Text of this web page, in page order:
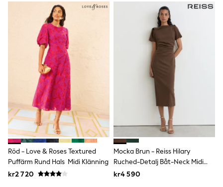
Babygrows & Sleepsuits
Bodysuits & Vests
Jeans
Nightwear & Pyjamas
Shorts
Swimwear
Suits & Waistcoats
Shop All Footwear
New In
Sandals & Clogs
Trainers
Pram Shoes
School Shoes
Slippers
Boots
Wellies
Wide Fit
All Holiday Shop
Tops & T-Shirts
Röd - Love & Roses Textured
Puffärm Rund Hals Midi Klänning
kr2 720
Mocka Brun - Reiss Hilary
Ruched-Detalj Båt-Neck Midi
Klänning
kr4 590